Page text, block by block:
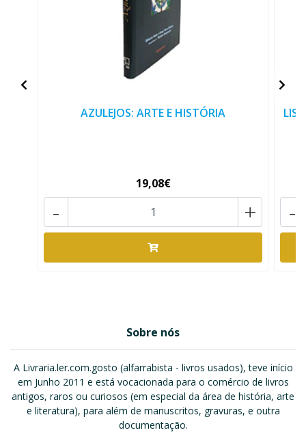
AZULEJOS: ARTE E HISTÓRIA
19,08€
+
- -
Sobre nós
A Livraria.ler.com.gosto (alfarrabista - livros usados), teve início
em Junho 2011 e está vocacionada para o comércio de livros
antigos, raros ou curiosos (em especial da área de história, arte
e literatura), para além de manuscritos, gravuras, e outra
documentação.